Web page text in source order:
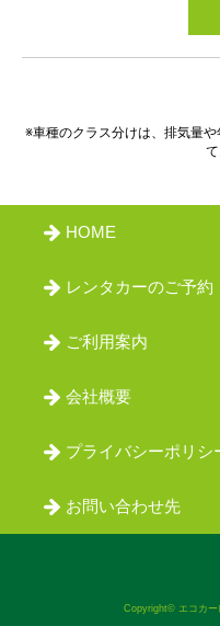
※車種のクラス分けは、排気量
て
HOME
レンタカーのご予約
ご利用案内
会社概要
プライバシーポリシ
お問い合わせ先
Copyright© エコカ